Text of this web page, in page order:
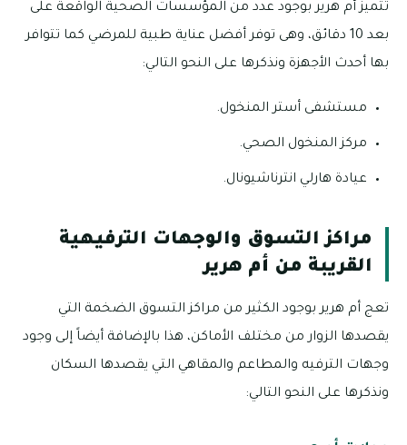
تتميز أم هرير بوجود عدد من المؤسسات الصحية الواقعة على
بعد 10 دقائق، وهى توفر أفضل عناية طبية للمرضي كما تتوافر
بها أحدث الأجهزة ونذكرها على النحو التالي:
مستشفى أستر المنخول.
مركز المنخول الصحي.
عيادة هارلي انترناشيونال.
مراكز التسوق والوجهات الترفيهية
القريبة من أم هرير
تعج أم هرير بوجود الكثير من مراكز التسوق الضخمة التي
يقصدها الزوار من مختلف الأماكن، هذا بالإضافة أيضاً إلى وجود
وجهات الترفيه والمطاعم والمقاهي التي يقصدها السكان
ونذكرها على النحو التالي: